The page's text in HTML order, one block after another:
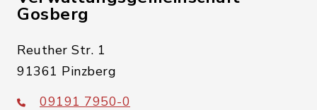
Gosberg
Reuther Str. 1
91361 Pinzberg
09191 7950-0